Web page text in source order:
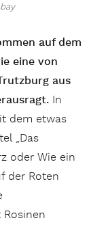
auf dem
eine von
aus
In
dem etwas
„Das
oder Wie ein
der Roten